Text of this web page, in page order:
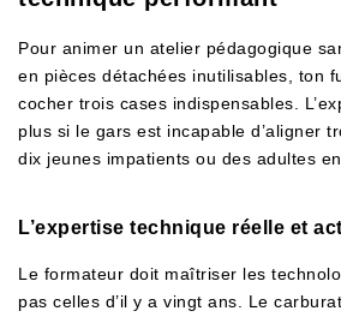
Pour animer un atelier pédagogique
en pièces détachées inutilisables, ton
cocher trois cases indispensables.
plus si le gars est incapable d’aligner
dix jeunes impatients ou des adultes
L’expertise technique réelle et
Le formateur doit maîtriser les
pas celles d’il y a vingt ans. Le